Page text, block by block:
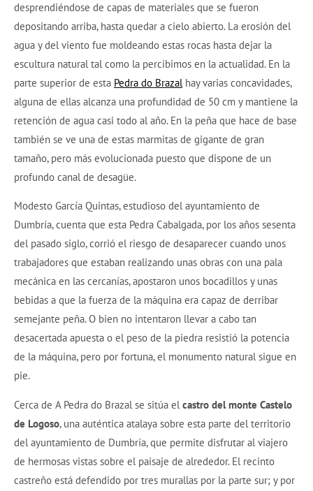
desprendiéndose de capas de materiales que se fueron
depositando arriba, hasta quedar a cielo abierto. La erosión del
agua y del viento fue moldeando estas rocas hasta dejar la
escultura natural tal como la percibimos en la actualidad. En la
parte superior de esta Pedra do Brazalhay varias concavidades,
alguna de ellas alcanza una profundidad de 50 cm y mantiene la
retención de agua casi todo al año. En la peña que hace de base
también se ve una de estas marmitas de gigante de gran
tamaño, pero más evolucionada puesto que dispone de un
profundo canal de desagüe.
Modesto García Quintas, estudioso del ayuntamiento de
Dumbría, cuenta que esta Pedra Cabalgada, por los años sesenta
del pasado siglo, corrió el riesgo de desaparecer cuando unos
trabajadores que estaban realizando unas obras con una pala
mecánica en las cercanías, apostaron unos bocadillos y unas
bebidas a que la fuerza de la máquina era capaz de derribar
semejante peña. O bien no intentaron llevar a cabo tan
desacertada apuesta o el peso de la piedra resistió la potencia
de la máquina, pero por fortuna, el monumento natural sigue en
pie.
Cerca de A Pedra do Brazal se sitúa elcastro del monte Castelo
de Logoso, una auténtica atalaya sobre esta parte del territorio
del ayuntamiento de Dumbría, que permite disfrutar al viajero
de hermosas vistas sobre el paisaje de alrededor. El recinto
castreño está defendido por tres murallas por la parte sur; y por